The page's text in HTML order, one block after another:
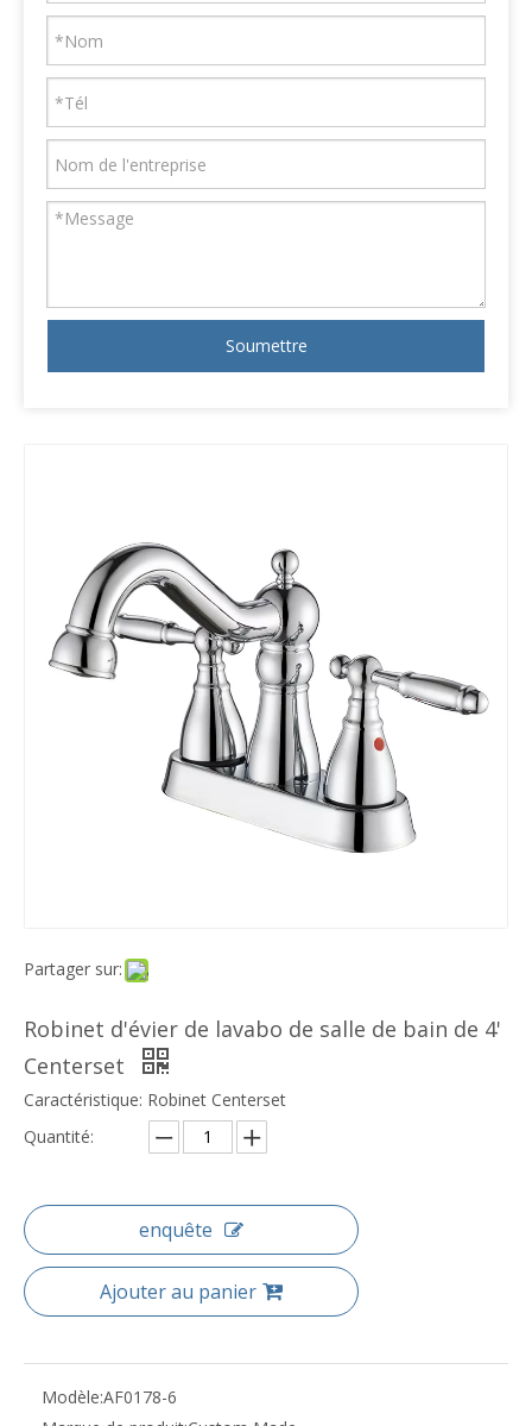
Soumettre
Partager sur:
Robinet d'évier de lavabo de salle de bain de 4'
Centerset
Caractéristique: Robinet Centerset
Quantité:
enquête
Ajouter au panier
Modèle:AF0178-6